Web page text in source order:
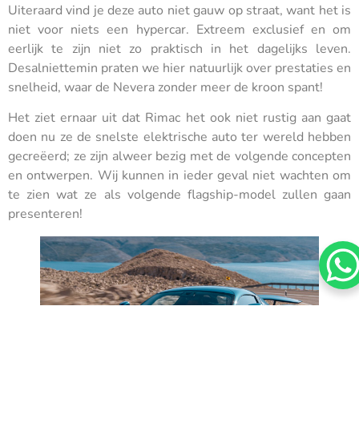
Uiteraard vind je deze auto niet gauw op straat, want het is
niet voor niets een hypercar. Extreem exclusief en om
eerlijk te zijn niet zo praktisch in het dagelijks leven.
Desalniettemin praten we hier natuurlijk over prestaties en
snelheid, waar de Nevera zonder meer de kroon spant!
Het ziet ernaar uit dat Rimac het ook niet rustig aan gaat
doen nu ze de snelste elektrische auto ter wereld hebben
gecreëerd; ze zijn alweer bezig met de volgende concepten
en ontwerpen. Wij kunnen in ieder geval niet wachten om
te zien wat ze als volgende flagship-model zullen gaan
presenteren!